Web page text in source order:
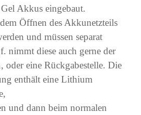
Akkus eingebaut.
Öffnen des Akkunetzteils
und müssen separat
nimmt diese auch gerne der
oder eine Rückgabestelle. Die
enthält eine Lithium
und dann beim normalen